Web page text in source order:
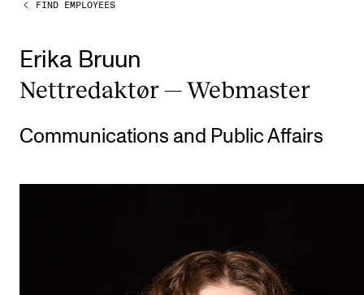
PROGRAMMES
Undergraduate Programmes
Graduate Programmes
Doctoral Studies
FIND EMPLOYEES
Erika Bruun
Nettredak­tør — Web­mas­ter
Communications and Public Affairs